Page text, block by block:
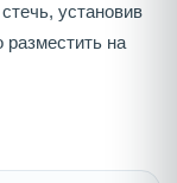
установив
разместить на